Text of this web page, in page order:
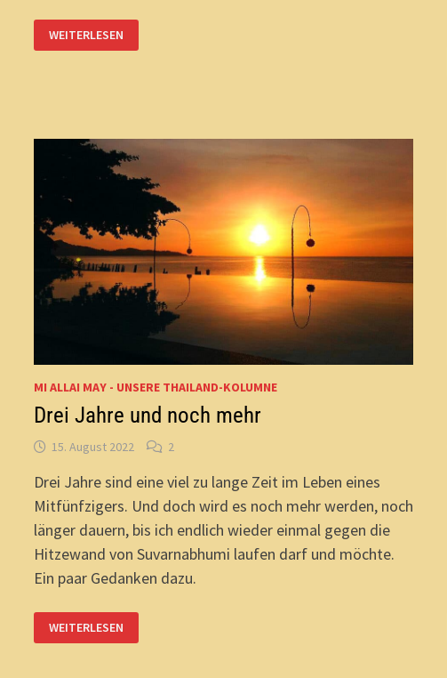
IN
DEN
WEITERLESEN
MI ALLAI MAY - UNSERE THAILAND-KOLUMNE
Drei Jahre und noch mehr
15. August 2022 2
Drei Jahre sind eine viel zu lange Zeit im Leben eines
Mitfünfzigers. Und doch wird es noch mehr werden, noch
länger dauern, bis ich endlich wieder einmal gegen die
Hitzewand von Suvarnabhumi laufen darf und möchte.
Ein paar Gedanken dazu.
JAHRE
UND
WEITERLESEN